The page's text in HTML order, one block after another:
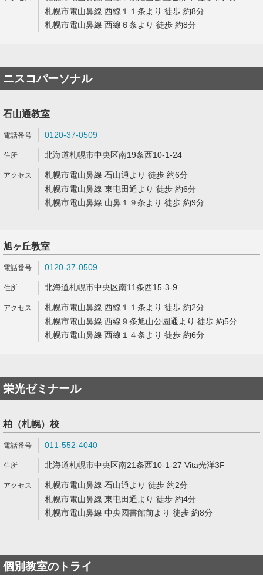
札幌市電山鼻線 西線１１条より 徒歩 約8分
札幌市電山鼻線 西線６条より 徒歩 約8分
ニスコパーソナル
石山通教室
0120-37-0509
北海道札幌市中央区南19条西10-1-24
札幌市電山鼻線 石山通より 徒歩 約6分
札幌市電山鼻線 東屯田通より 徒歩 約6分
札幌市電山鼻線 山鼻１９条より 徒歩 約9分
旭ヶ丘教室
0120-37-0509
北海道札幌市中央区南11条西15-3-9
札幌市電山鼻線 西線１１条より 徒歩 約2分
札幌市電山鼻線 西線９条旭山公園通より 徒歩 約5分
札幌市電山鼻線 西線１４条より 徒歩 約6分
栄光ゼミナール
柏（札幌）校
011-552-4040
北海道札幌市中央区南21条西10-1-27 Vita光洋3F
札幌市電山鼻線 石山通より 徒歩 約2分
札幌市電山鼻線 東屯田通より 徒歩 約4分
札幌市電山鼻線 中央図書館前より 徒歩 約8分
個別教室のトライ